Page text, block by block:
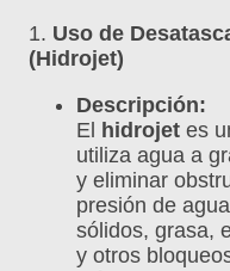
1. Uso de
(Hidrojet)
Descripción:
El hidrojet es
utiliza agua a
y eliminar
presión de
sólidos, grasa,
y otros